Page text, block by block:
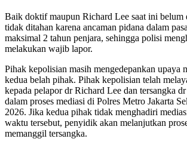
Baik doktif maupun Richard Lee saat ini
tidak ditahan karena ancaman pidana dalam
maksimal 2 tahun penjara, sehingga polisi
melakukan wajib lapor.
Pihak kepolisian masih mengedepankan upaya
kedua belah pihak. Pihak kepolisian telah
kepada pelapor dr Richard Lee dan tersangka
dalam proses mediasi di Polres Metro Jakarta
2026. Jika kedua pihak tidak menghadiri
waktu tersebut, penyidik akan melanjutkan
memanggil tersangka.